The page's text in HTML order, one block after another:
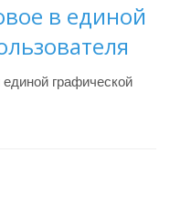
в единой
графической